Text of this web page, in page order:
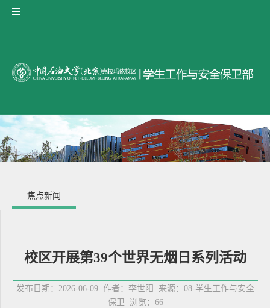
焦点新闻
校区开展第39个世界无烟日系列活动
发布日期：2026-06-09 作者：李世阳 来源：08-学生工作与安全
保卫 浏览： 66